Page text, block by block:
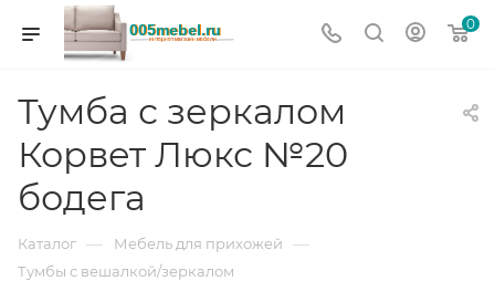
0
Тумба с зеркалом
Корвет Люкс №20
бодега
Каталог — Мебель для прихожей —
Тумбы с вешалкой/зеркалом